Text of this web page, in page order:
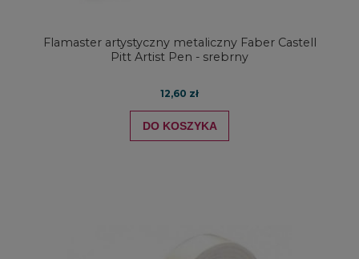
Flamaster artystyczny metaliczny Faber Castell
Pitt Artist Pen - srebrny
12,60 zł
DO KOSZYKA